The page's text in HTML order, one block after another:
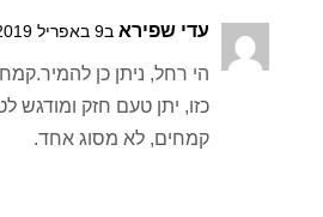
עדי שפירא ב9 באפריל 2019 ב8:48
הי רחל, ניתן כן
כזו, יתן טעם חזק ומודגש
קמחים, לא מסוג אחד.